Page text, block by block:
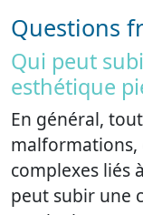
Questions
Qui peut
esthétique
En général,
malformations,
complexes liés
peut subir une